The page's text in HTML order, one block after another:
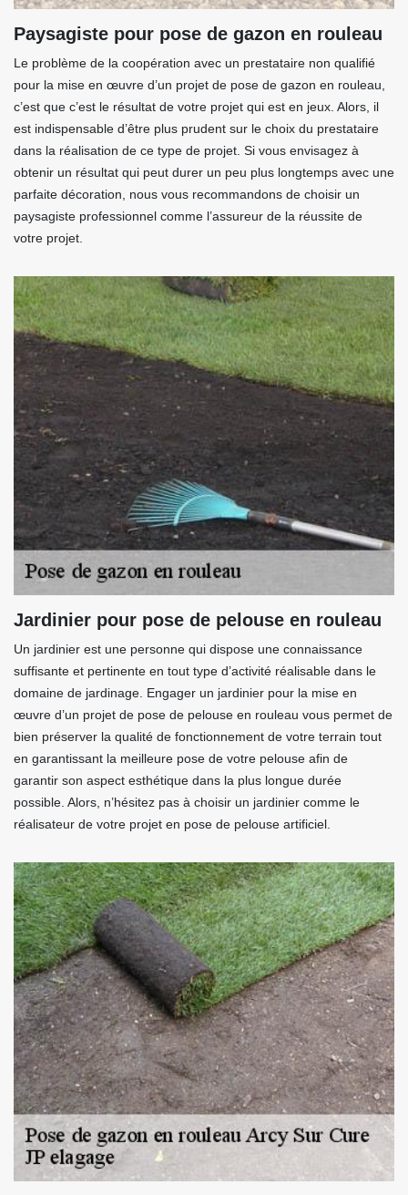
Paysagiste pour pose de gazon en rouleau
Le problème de la coopération avec un prestataire non qualifié
pour la mise en œuvre d’un projet de pose de gazon en rouleau,
c’est que c’est le résultat de votre projet qui est en jeux. Alors, il
est indispensable d’être plus prudent sur le choix du prestataire
dans la réalisation de ce type de projet. Si vous envisagez à
obtenir un résultat qui peut durer un peu plus longtemps avec une
parfaite décoration, nous vous recommandons de choisir un
paysagiste professionnel comme l’assureur de la réussite de
votre projet.
Jardinier pour pose de pelouse en rouleau
Un jardinier est une personne qui dispose une connaissance
suffisante et pertinente en tout type d’activité réalisable dans le
domaine de jardinage. Engager un jardinier pour la mise en
œuvre d’un projet de pose de pelouse en rouleau vous permet de
bien préserver la qualité de fonctionnement de votre terrain tout
en garantissant la meilleure pose de votre pelouse afin de
garantir son aspect esthétique dans la plus longue durée
possible. Alors, n’hésitez pas à choisir un jardinier comme le
réalisateur de votre projet en pose de pelouse artificiel.